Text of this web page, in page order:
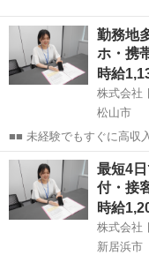
勤務地
ホ・携
時給
株式会社
松山市
■■ 未経験でもすぐに高収
なので、すぐに高収入!!
なんてキャリアアップも目指せます!! ■■ 来社不
録!! ■■...
愛媛 松山市 店長
最短4
付・接
時給
株式会社
新居浜市